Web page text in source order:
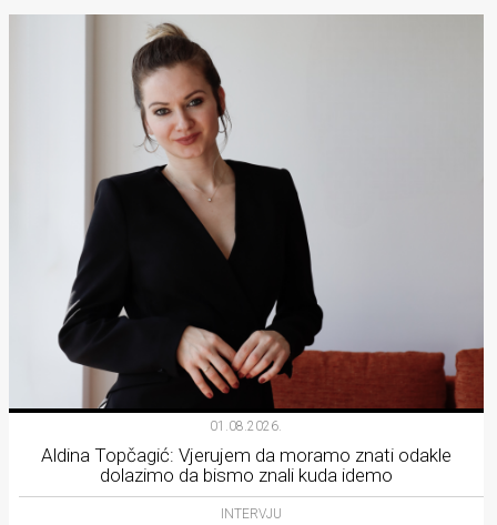
01.08.2026.
Aldina Topčagić: Vjerujem da moramo znati odakle
dolazimo da bismo znali kuda idemo
INTERVJU